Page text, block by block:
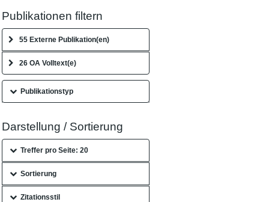
Publikationen filtern
55 Externe Publikation(en)
26 OA Volltext(e)
Publikationstyp
Darstellung / Sortierung
Treffer pro Seite: 20
Sortierung
Zitationsstil